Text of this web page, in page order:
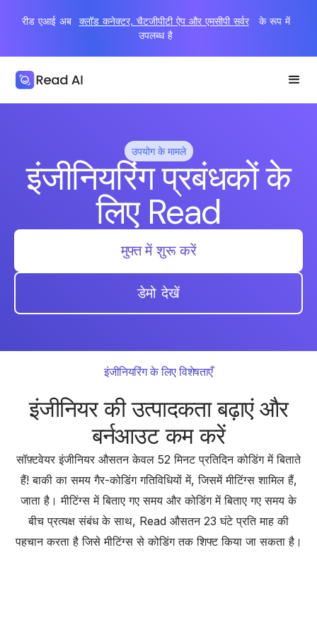
रीड एआई अब क्लॉड कनेक्टर, चैटजीपीटी ऐप और एमसीपी सर्वर
के रूप में
उपलब्ध है
उपयोग के मामले
इंजीनियरिंग प्रबंधकों के
लिए Read
मुफ्त में शुरू करें
डेमो देखें
इंजीनियरिंग के लिए विशेषताएँ
इंजीनियर की उत्पादकता बढ़ाएं और
बर्नआउट कम करें
सॉफ़्टवेयर इंजीनियर औसतन केवल 52 मिनट प्रतिदिन कोडिंग में बिताते
हैं! बाकी का समय गैर-कोडिंग गतिविधियों में, जिसमें मीटिंग्स शामिल हैं,
जाता है। मीटिंग्स में बिताए गए समय और कोडिंग में बिताए गए समय के
बीच प्रत्यक्ष संबंध के साथ, Read औसतन 23 घंटे प्रति माह की
पहचान करता है जिसे मीटिंग्स से कोडिंग तक शिफ्ट किया जा सकता है।